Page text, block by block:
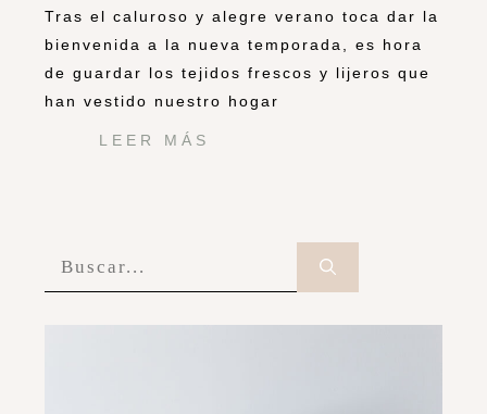
Tras el caluroso y alegre verano toca dar la
bienvenida a la nueva temporada, es hora
de guardar los tejidos frescos y lijeros que
han vestido nuestro hogar
LEER MÁS